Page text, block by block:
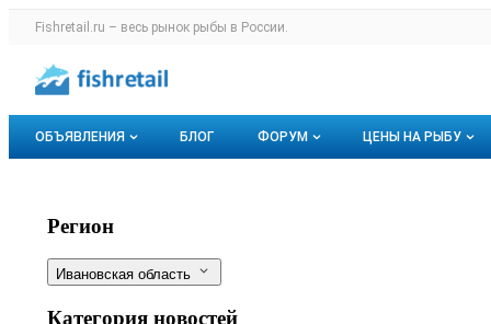
Раздел навигации по сайту fishretail.ru
Fishretail.ru – весь рынок рыбы в России.
Навигация по разделам сайта fishretail.ru
ОБЪЯВЛЕНИЯ
Горячее предложение
Мои объявления
БЛОГ ФОРУМ ЦЕНЫ НА РЫБУ
В Ивановской области отметят День
Фильтры
Регион
Ивановская область
Категория новостей